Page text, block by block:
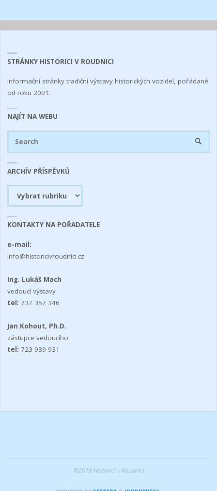
STRÁNKY HISTORICI V ROUDNICI
Informační stránky tradiční výstavy historických vozidel, pořádané
od roku 2001.
NAJÍT NA WEBU
ARCHÍV PŘÍSPĚVKŮ
příspěvků
KONTAKTY NA POŘADATELE
e-mail:
info@historicivroudnici.cz
Ing. Lukáš Mach
vedoucí výstavy
tel: 737 357 346
Jan Kohout, Ph.D.
zástupce vedoucího
tel: 723 939 931
©2018 Historici v Roudnici